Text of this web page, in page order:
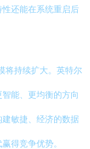
还能在系统重启后
将持续扩大。英特尔
能、更均衡的方向
敏捷、经济的数据
得竞争优势。